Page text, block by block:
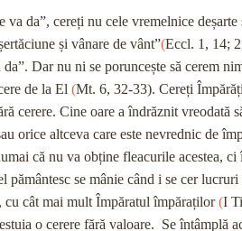
da”, cereți nu cele vremelnice
și vânare de vânt”(Eccl. 1, 14;
da”. Dar nu ni se poruncește să cerem
de la El (Mt. 6, 32-33). Cereți
cerere. Cine oare a îndrăznit vreodată
orice altceva care este nevrednic de
că nu va obține fleacurile acestea,
pământesc se mânie când i se cer
cât mai mult Împăratul împăraților(I
o cerere fără valoare. Se întâmplă